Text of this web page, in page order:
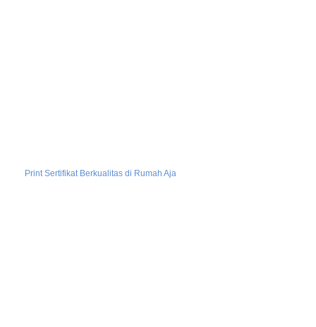
Print Sertifikat Berkualitas di Rumah Aja